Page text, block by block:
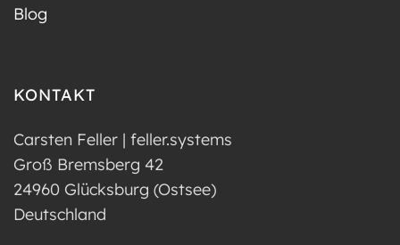
Blog
KONTAKT
Carsten Feller | feller.systems
Groß Bremsberg 42
24960 Glücksburg (Ostsee)
Deutschland